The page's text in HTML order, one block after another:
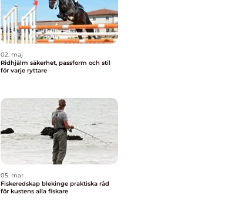
02. maj
Ridhjälm säkerhet, passform och stil
för varje ryttare
05. mar
Fiskeredskap blekinge praktiska råd
för kustens alla fiskare